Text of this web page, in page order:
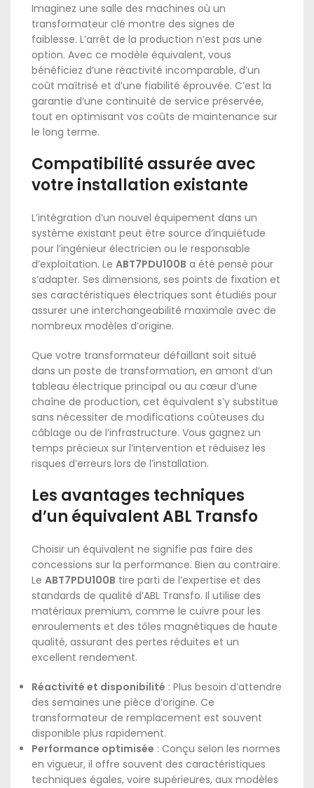
Imaginez une salle des machines où un
transformateur clé montre des signes de
faiblesse. L’arrêt de la production n’est pas une
option. Avec ce modèle équivalent, vous
bénéficiez d’une réactivité incomparable, d’un
coût maîtrisé et d’une fiabilité éprouvée. C’est la
garantie d’une continuité de service préservée,
tout en optimisant vos coûts de maintenance sur
le long terme.
Compatibilité assurée avec
votre installation existante
L’intégration d’un nouvel équipement dans un
système existant peut être source d’inquiétude
pour l’ingénieur électricien ou le responsable
d’exploitation. Le ABT7PDU100B a été pensé pour
s’adapter. Ses dimensions, ses points de fixation et
ses caractéristiques électriques sont étudiés pour
assurer une interchangeabilité maximale avec de
nombreux modèles d’origine.
Que votre transformateur défaillant soit situé
dans un poste de transformation, en amont d’un
tableau électrique principal ou au cœur d’une
chaîne de production, cet équivalent s’y substitue
sans nécessiter de modifications coûteuses du
câblage ou de l’infrastructure. Vous gagnez un
temps précieux sur l’intervention et réduisez les
risques d’erreurs lors de l’installation.
Les avantages techniques
d’un équivalent ABL Transfo
Choisir un équivalent ne signifie pas faire des
concessions sur la performance. Bien au contraire.
Le ABT7PDU100B tire parti de l’expertise et des
standards de qualité d’ABL Transfo. Il utilise des
matériaux premium, comme le cuivre pour les
enroulements et des tôles magnétiques de haute
qualité, assurant des pertes réduites et un
excellent rendement.
Réactivité et disponibilité : Plus besoin d’attendre
des semaines une pièce d’origine. Ce
transformateur de remplacement est souvent
disponible plus rapidement.
Performance optimisée : Conçu selon les normes
en vigueur, il offre souvent des caractéristiques
techniques égales, voire supérieures, aux modèles